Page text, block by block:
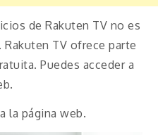
de Rakuten TV no es
TV ofrece parte
Puedes acceder a
la página web.